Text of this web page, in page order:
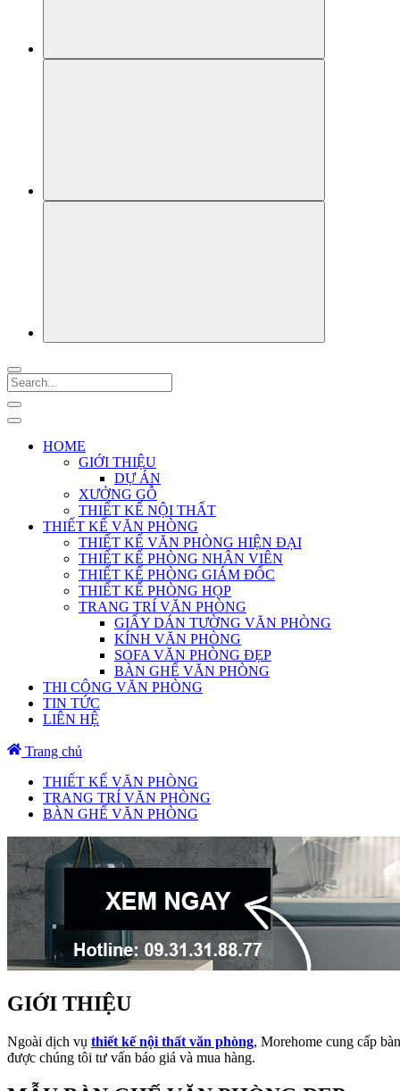
HOME
GIỚI THIỆU
DỰ ÁN
XƯỞNG GỖ
THIẾT KẾ NỘI THẤT
THIẾT KẾ VĂN PHÒNG
THIẾT KẾ VĂN PHÒNG HIỆN ĐẠI
THIẾT KẾ PHÒNG NHÂN VIÊN
THIẾT KẾ PHÒNG GIÁM ĐỐC
THIẾT KẾ PHÒNG HỌP
TRANG TRÍ VĂN PHÒNG
GIẤY DÁN TƯỜNG VĂN PHÒNG
KÍNH VĂN PHÒNG
SOFA VĂN PHÒNG ĐẸP
BÀN GHẾ VĂN PHÒNG
THI CÔNG VĂN PHÒNG
TIN TỨC
LIÊN HỆ
Trang chủ
THIẾT KẾ VĂN PHÒNG
TRANG TRÍ VĂN PHÒNG
BÀN GHẾ VĂN PHÒNG
GIỚI THIỆU
Ngoài dịch vụ thiết kế nội thất văn phòng, Morehome cung cấp
được chúng tôi tư vấn báo giá và mua hàng.